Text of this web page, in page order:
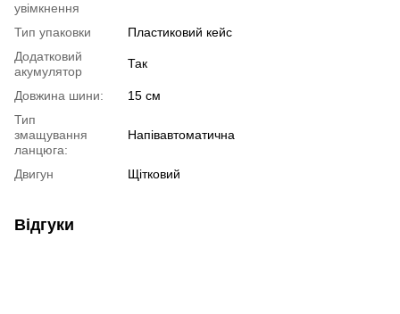
увімкнення
Тип упаковки
Пластиковий кейс
Додатковий
акумулятор
Так
Довжина шини:
15 см
Тип
змащування
ланцюга:
Напівавтоматична
Двигун Щітковий
Відгуки